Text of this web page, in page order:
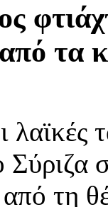
τα
λαϊκές
Σύριζα
από τη